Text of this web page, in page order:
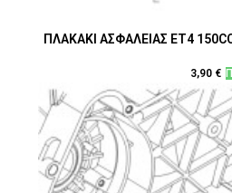
ΠΛΑΚΑΚΙ ΑΣΦΑΛΕΙΑΣ ΕΤ4
3,90 €